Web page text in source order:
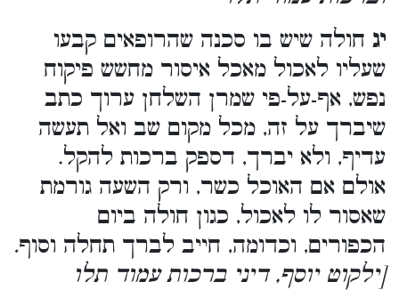
יג חולה שיש בו סכנה שהרופאים קבעו
שעליו לאכול מאכל איסור מחשש פיקוח
נפש, אף-על-פי שמרן השלחן ערוך כתב
שיברך על זה, מכל מקום שב ואל תעשה
עדיף, ולא יברך, דספק ברכות להקל.
אולם אם האוכל כשר, ורק השעה גורמת
שאסור לו לאכול, כגון חולה ביום
הכפורים, וכדומה, חייב לברך תחלה וסוף.
[ילקוט יוסף, דיני ברכות עמוד תלו